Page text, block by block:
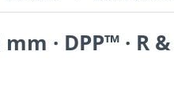
· DPP™ · R &